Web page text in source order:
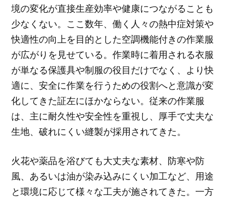
境の変化が直接生産効率や健康につながることも
少なくない。ここ数年、働く人々の熱中症対策や
快適性の向上を目的とした空調機能付きの作業服
が広がりを見せている。作業時に着用される衣服
が単なる保護具や制服の役目だけでなく、より快
適に、安全に作業を行うための役割へと意識が変
化してきた証左にほかならない。従来の作業服
は、主に耐久性や安全性を重視し、厚手で丈夫な
生地、破れにくい縫製が採用されてきた。
火花や薬品を浴びても大丈夫な素材、防寒や防
風、あるいは油が染み込みにくい加工など、用途
と環境に応じて様々な工夫が施されてきた。一方